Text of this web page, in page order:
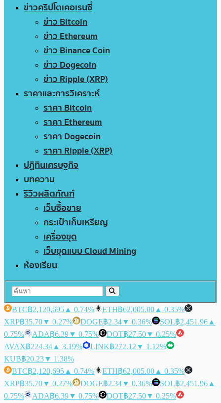
ข่าวคริปโตเคอเรนซี่
ข่าว Bitcoin
ข่าว Ethereum
ข่าว Binance Coin
ข่าว Dogecoin
ข่าว Ripple (XRP)
ราคาและการวิเคราะห์
ราคา Bitcoin
ราคา Ethereum
ราคา Dogecoin
ราคา Ripple (XRP)
ปฏิทินเศรษฐกิจ
บทความ
รีวิวผลิตภัณฑ์
เว็บซื้อขาย
กระเป๋าเก็บเหรียญ
เครื่องขุด
เว็บขุดแบบ Cloud Mining
ห้องเรียน
BTC฿2,120,695 ▲ 0.74% ETH฿62,005.00 ▲ 0.35%
XRP฿35.70▼ 0.27% DOGE฿2.34▼ 0.36% SOL฿2,451.96 ▲
0.75%
ADA฿6.39▼ 0.75% DOT฿27.50▼ 0.25%
AVAX฿224.34 ▲ 3.19% LINK฿272.12 ▼ 1.12%
KUB฿20.23▼ 1.38%
BTC฿2,120,695 ▲ 0.74% ETH฿62,005.00 ▲ 0.35%
XRP฿35.70▼ 0.27% DOGE฿2.34▼ 0.36% SOL฿2,451.96 ▲
0.75%
ADA฿6.39▼ 0.75% DOT฿27.50▼ 0.25%